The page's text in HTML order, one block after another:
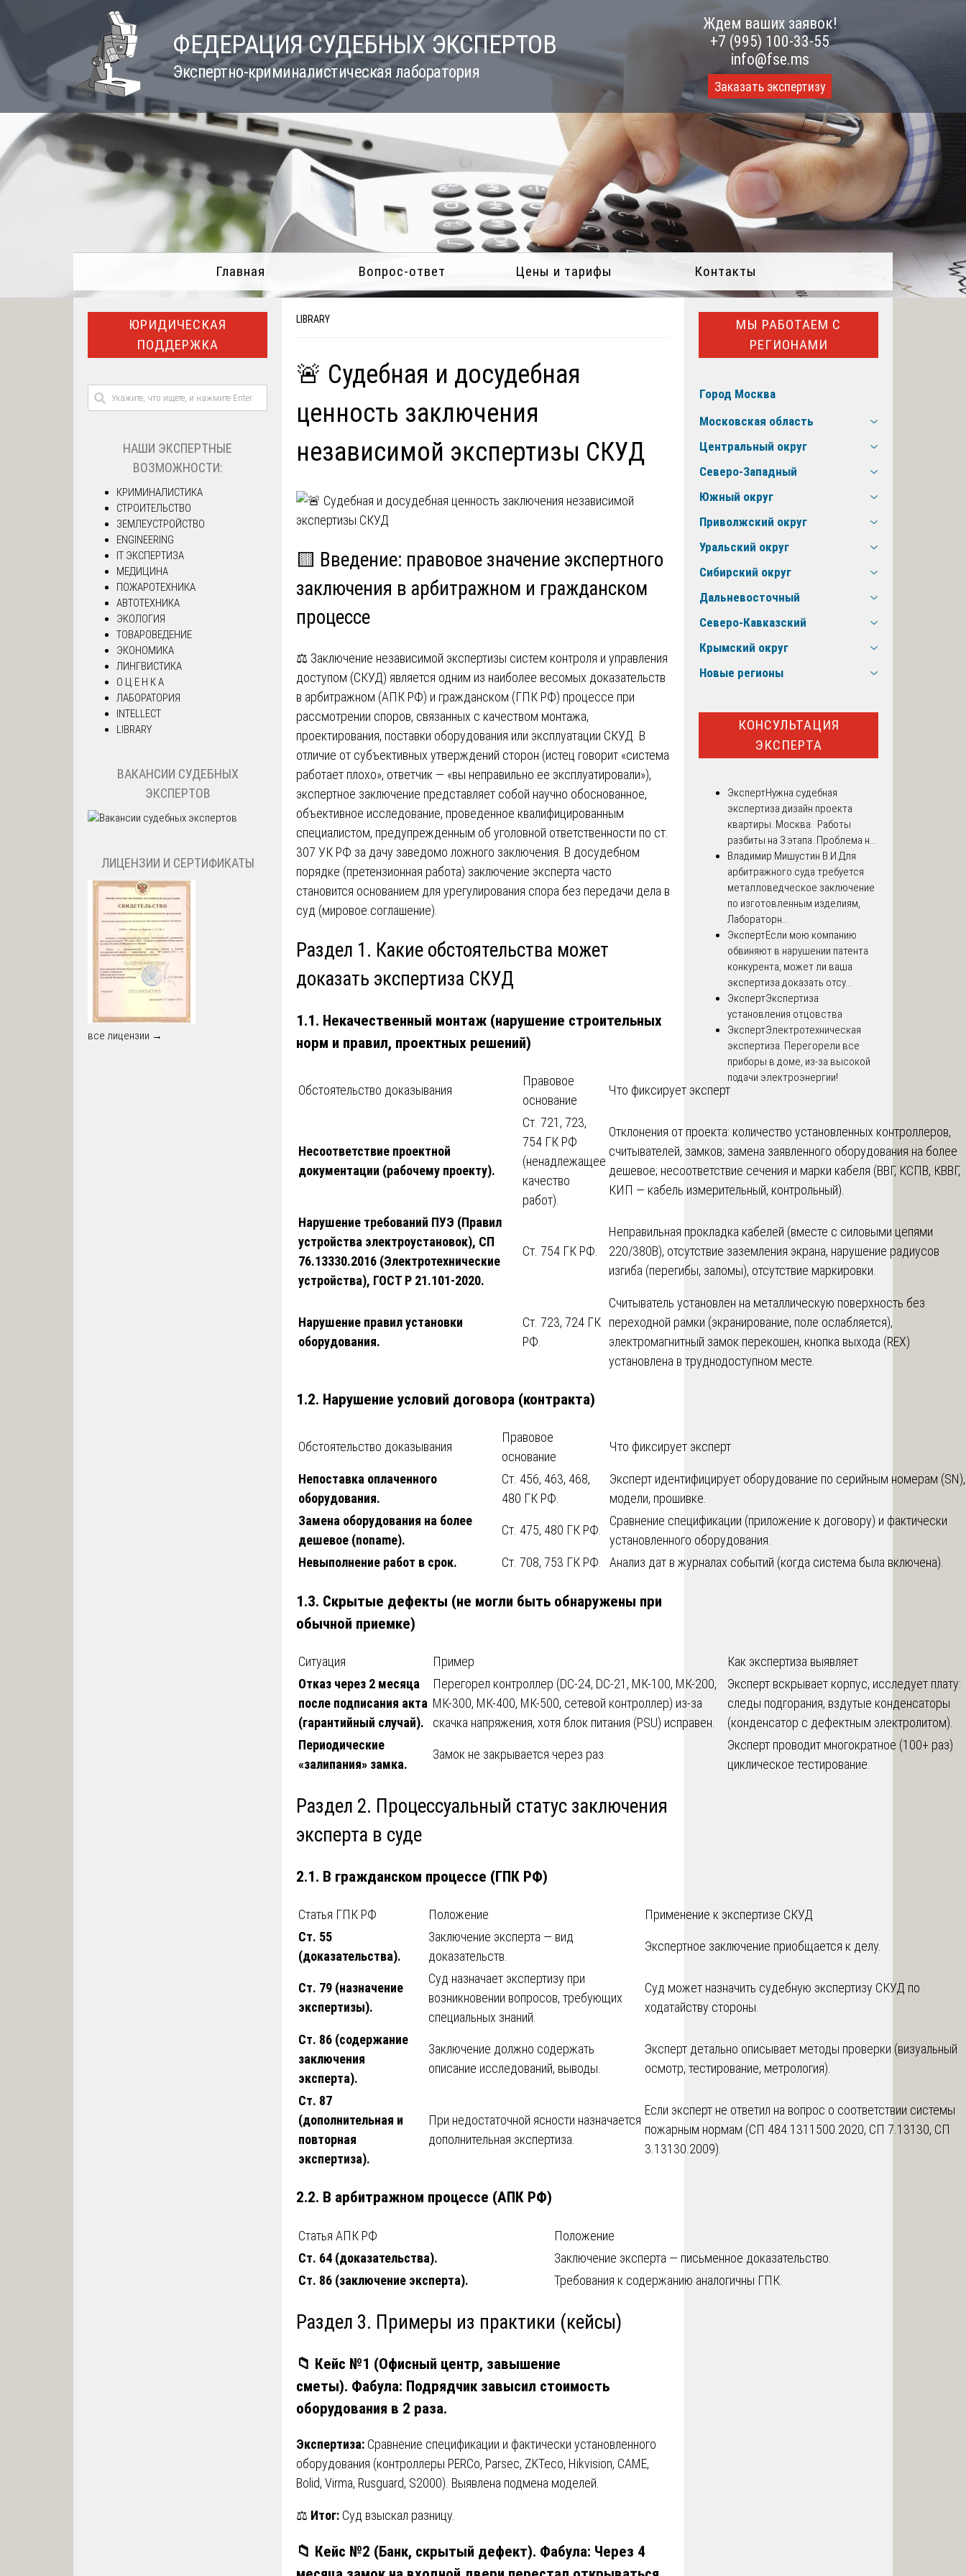
content
ФЕДЕРАЦИЯ СУДЕБНЫХ ЭКСПЕРТОВ
Экспертно-криминалистическая лаборатория
Ждем ваших заявок!
+7 (995) 100-33-55
info@fse.ms
Заказать экспертизу
Главная Вопрос-ответ Цены и тарифы Контакты
LIBRARY
🚨 Судебная и досудебная
ценность заключения
независимой экспертизы СКУД
🟨 Введение: правовое значение экспертного
заключения в арбитражном и гражданском
процессе
⚖️ Заключение независимой экспертизы систем контроля и управления
доступом (СКУД) является одним из наиболее весомых доказательств
в арбитражном (АПК РФ) и гражданском (ГПК РФ) процессе при
рассмотрении споров, связанных с качеством монтажа,
проектирования, поставки оборудования или эксплуатации СКУД. В
отличие от субъективных утверждений сторон (истец говорит «система
работает плохо», ответчик — «вы неправильно ее эксплуатировали»),
экспертное заключение представляет собой научно обоснованное,
объективное исследование, проведенное квалифицированным
специалистом, предупрежденным об уголовной ответственности по ст.
307 УК РФ за дачу заведомо ложного заключения. В досудебном
порядке (претензионная работа) заключение эксперта часто
становится основанием для урегулирования спора без передачи дела в
суд (мировое соглашение).
Раздел 1. Какие обстоятельства может
доказать экспертиза СКУД
1.1. Некачественный монтаж (нарушение строительных
норм и правил, проектных решений)
Обстоятельство доказывания
Правовое
основание
Что фиксирует эксперт
Несоответствие проектной
документации (рабочему проекту).
Ст. 721, 723,
754 ГК РФ
(ненадлежащее
качество
работ).
Отклонения от проекта: количество установленных контроллеров,
считывателей, замков; замена заявленного оборудования на более
дешевое; несоответствие сечения и марки кабеля (ВВГ, КСПВ, КВВГ,
КИП — кабель измерительный, контрольный).
Нарушение требований ПУЭ (Правил
устройства электроустановок), СП
76.13330.2016 (Электротехнические
устройства), ГОСТ Р 21.101-2020.
Ст. 754 ГК РФ.
Неправильная прокладка кабелей (вместе с силовыми цепями
220/380В), отсутствие заземления экрана, нарушение радиусов
изгиба (перегибы, заломы), отсутствие маркировки.
Нарушение правил установки
оборудования.
Ст. 723, 724 ГК
РФ.
Считыватель установлен на металлическую поверхность без
переходной рамки (экранирование, поле ослабляется),
электромагнитный замок перекошен, кнопка выхода (REX)
установлена в труднодоступном месте.
1.2. Нарушение условий договора (контракта)
Обстоятельство доказывания
Правовое
основание
Что фиксирует эксперт
Непоставка оплаченного
оборудования.
Ст. 456, 463, 468,
480 ГК РФ.
Эксперт идентифицирует оборудование по серийным номерам (SN),
модели, прошивке.
Замена оборудования на более
дешевое (noname).
Ст. 475, 480 ГК РФ.
Сравнение спецификации (приложение к договору) и фактически
установленного оборудования.
Невыполнение работ в срок.
Ст. 708, 753 ГК РФ. Анализ дат в журналах событий (когда система была включена).
1.3. Скрытые дефекты (не могли быть обнаружены при
обычной приемке)
Ситуация Пример
Как экспертиза выявляет
Отказ через 2 месяца
после подписания акта
(гарантийный случай).
Перегорел контроллер (DC-24, DC-21, МК-100, МК-200,
МК-300, МК-400, МК-500, сетевой контроллер) из-за
скачка напряжения, хотя блок питания (PSU) исправен.
Эксперт вскрывает корпус, исследует плату:
следы подгорания, вздутые конденсаторы
(конденсатор с дефектным электролитом).
Периодические
«залипания» замка.
Замок не закрывается через раз.
Эксперт проводит многократное (100+ раз)
циклическое тестирование.
Раздел 2. Процессуальный статус заключения
эксперта в суде
2.1. В гражданском процессе (ГПК РФ)
Статья ГПК РФ Положение
Применение к экспертизе СКУД
Ст. 55
(доказательства).
Заключение эксперта — вид
доказательств.
Экспертное заключение приобщается к делу.
Ст. 79 (назначение
экспертизы).
Суд назначает экспертизу при
возникновении вопросов, требующих
специальных знаний.
Суд может назначить судебную экспертизу СКУД по
ходатайству стороны.
Ст. 86 (содержание
заключения
эксперта).
Заключение должно содержать
описание исследований, выводы.
Эксперт детально описывает методы проверки (визуальный
осмотр, тестирование, метрология).
Ст. 87
(дополнительная и
повторная
экспертиза).
При недостаточной ясности назначается
дополнительная экспертиза.
Если эксперт не ответил на вопрос о соответствии системы
пожарным нормам (СП 484.1311500.2020, СП 7.13130, СП
3.13130.2009).
2.2. В арбитражном процессе (АПК РФ)
Статья АПК РФ
Положение
Ст. 64 (доказательства).
Заключение эксперта — письменное доказательство.
Ст. 86 (заключение эксперта).
Требования к содержанию аналогичны ГПК.
Раздел 3. Примеры из практики (кейсы)
📁 Кейс №1 (Офисный центр, завышение
сметы). Фабула: Подрядчик завысил стоимость
оборудования в 2 раза.
Экспертиза: Сравнение спецификации и фактически установленного
оборудования (контроллеры PERCo, Parsec, ZKTeco, Hikvision, CAME,
Bolid, Virma, Rusguard, S2000). Выявлена подмена моделей.
⚖️ Итог: Суд взыскал разницу.
📁 Кейс №2 (Банк, скрытый дефект). Фабула: Через 4
ЮРИДИЧЕСКАЯ
ПОДДЕРЖКА
НАШИ ЭКСПЕРТНЫЕ
ВОЗМОЖНОСТИ:
КРИМИНАЛИСТИКА
СТРОИТЕЛЬСТВО
ЗЕМЛЕУСТРОЙСТВО
ENGINEERING
IT ЭКСПЕРТИЗА
МЕДИЦИНА
ПОЖАРОТЕХНИКА
АВТОТЕХНИКА
ЭКОЛОГИЯ
ТОВАРОВЕДЕНИЕ
ЭКОНОМИКА
ЛИНГВИСТИКА
О Ц Е Н К А
ЛАБОРАТОРИЯ
INTELLECT
LIBRARY
ВАКАНСИИ СУДЕБНЫХ
ЭКСПЕРТОВ
ЛИЦЕНЗИИ И СЕРТИФИКАТЫ
все лицензии →
МЫ РАБОТАЕМ С
РЕГИОНАМИ
Город Москва
Московская область
Центральный округ
Северо-Западный
Южный округ
Приволжский округ
Уральский округ
Сибирский округ
Дальневосточный
Северо-Кавказский
Крымский округ
Новые регионы
КОНСУЛЬТАЦИЯ
ЭКСПЕРТА
ЭкспертНужна судебная
экспертиза дизайн проекта
квартиры. Москва. Работы
разбиты на 3 этапа. Проблема н...
Владимир Мишустин В.И.Для
арбитражного суда требуется
металловедческое заключение
по изготовленным изделиям,
Лабораторн...
ЭкспертЕсли мою компанию
обвиняют в нарушении патента
конкурента, может ли ваша
экспертиза доказать отсу...
ЭкспертЭкспертиза
установления отцовства
ЭкспертЭлектротехническая
экспертиза. Перегорели все
приборы в доме, из-за высокой
подачи электроэнергии!